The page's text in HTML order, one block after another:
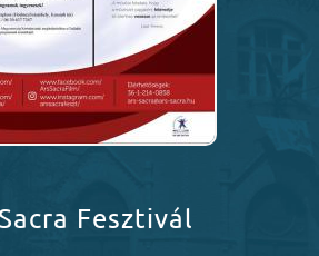
Fesztivál